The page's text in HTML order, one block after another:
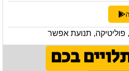
, פוליטיקה, תנועת אפשר
בכם